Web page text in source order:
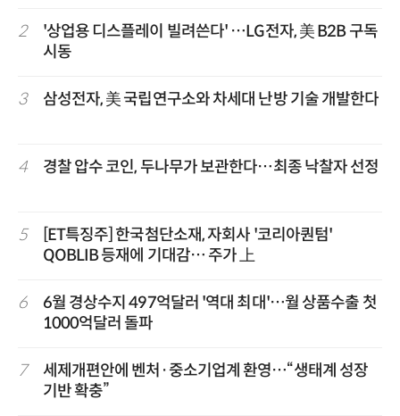
2
'상업용 디스플레이 빌려쓴다' …LG전자, 美 B2B 구독
시동
3 삼성전자, 美 국립연구소와 차세대 난방 기술 개발한다
4 경찰 압수 코인, 두나무가 보관한다…최종 낙찰자 선정
5
[ET특징주] 한국첨단소재, 자회사 '코리아퀀텀'
QOBLIB 등재에 기대감… 주가 上
6
6월 경상수지 497억달러 '역대 최대'…월 상품수출 첫
1000억달러 돌파
7
세제개편안에 벤처·중소기업계 환영…“생태계 성장
기반 확충”